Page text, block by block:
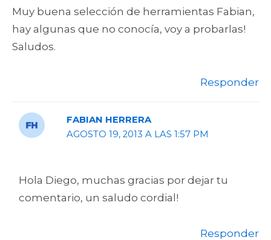
Muy buena selección de herramientas Fabian,
hay algunas que no conocía, voy a probarlas!
Saludos.
Responder
FABIAN HERRERA
AGOSTO 19, 2013 A LAS 1:57 PM
Hola Diego, muchas gracias por dejar tu
comentario, un saludo cordial!
Responder